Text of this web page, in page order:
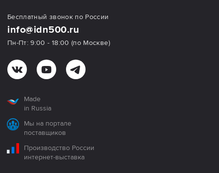
Бесплатный звонок по России
info@idn500.ru
Пн-Пт: 9:00 - 18:00 (по Москве)
Made
in Russia
Мы на портале
поставщиков
Производство России
интернет-выставка